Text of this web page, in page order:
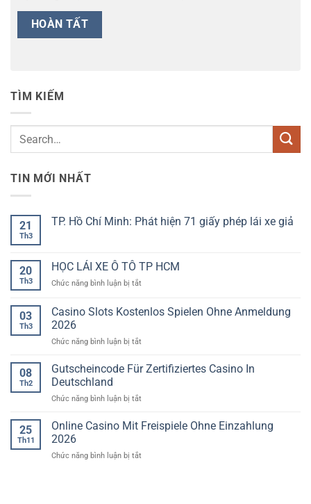
TÌM KIẾM
TIN MỚI NHẤT
21
Th3
TP. Hồ Chí Minh: Phát hiện 71 giấy phép lái xe giả
luận
ở
TP.
Minh:
Phát
hiện
giấy
xe
giả
20
Th3
HỌC LÁI XE Ô TÔ TP HCM
Chức năng bình luận bị tắt
LÁI
XE
TÔ
HCM
03
Th3
Casino Slots Kostenlos Spielen Ohne Anmeldung
2026
Chức năng bình luận bị tắt
Slots
Ohne
2026
08
Th2
Gutscheincode Für Zertifiziertes Casino In
Deutschland
Chức năng bình luận bị tắt
Für
Zertifiziertes
In
25
Th11
Online Casino Mit Freispiele Ohne Einzahlung
2026
Chức năng bình luận bị tắt